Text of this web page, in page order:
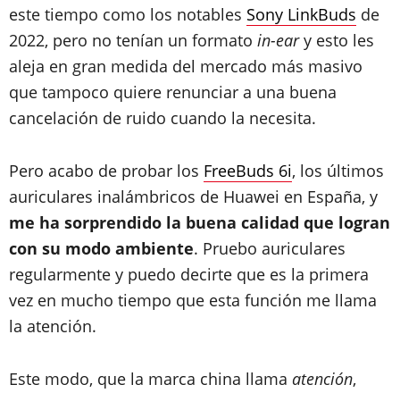
este tiempo como los notables Sony LinkBuds de
2022, pero no tenían un formato in-eary esto les
aleja en gran medida del mercado más masivo
que tampoco quiere renunciar a una buena
cancelación de ruido cuando la necesita.
Pero acabo de probar los FreeBuds 6i, los últimos
auriculares inalámbricos de Huawei en España, y
me ha sorprendido la buena calidad que logran
con su modo ambiente. Pruebo auriculares
regularmente y puedo decirte que es la primera
vez en mucho tiempo que esta función me llama
la atención.
Este modo, que la marca china llama atención,